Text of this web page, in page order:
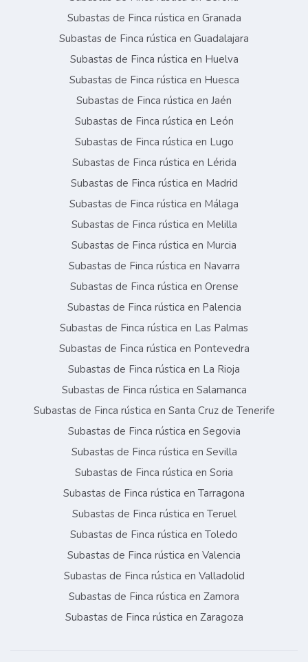
Subastas de Finca rústica en Granada
Subastas de Finca rústica en Guadalajara
Subastas de Finca rústica en Huelva
Subastas de Finca rústica en Huesca
Subastas de Finca rústica en Jaén
Subastas de Finca rústica en León
Subastas de Finca rústica en Lugo
Subastas de Finca rústica en Lérida
Subastas de Finca rústica en Madrid
Subastas de Finca rústica en Málaga
Subastas de Finca rústica en Melilla
Subastas de Finca rústica en Murcia
Subastas de Finca rústica en Navarra
Subastas de Finca rústica en Orense
Subastas de Finca rústica en Palencia
Subastas de Finca rústica en Las Palmas
Subastas de Finca rústica en Pontevedra
Subastas de Finca rústica en La Rioja
Subastas de Finca rústica en Salamanca
Subastas de Finca rústica en Santa Cruz de Tenerife
Subastas de Finca rústica en Segovia
Subastas de Finca rústica en Sevilla
Subastas de Finca rústica en Soria
Subastas de Finca rústica en Tarragona
Subastas de Finca rústica en Teruel
Subastas de Finca rústica en Toledo
Subastas de Finca rústica en Valencia
Subastas de Finca rústica en Valladolid
Subastas de Finca rústica en Zamora
Subastas de Finca rústica en Zaragoza